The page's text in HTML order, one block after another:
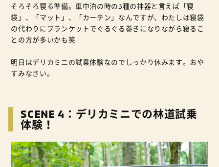
そろそろ寝る準備。車中泊の時の3種の神器と言えば「寝
袋」、「マット」、「カーテン」なんですが、わたしは寝袋
の代わりにブランケットでぐるぐる巻きになりながら寝るこ
との方が多いかも笑
明日はデリカミニの試乗体験なのでしっかり休みます。おや
すみなさい。
SCENE 4：デリカミニでの林道試乗
体験！